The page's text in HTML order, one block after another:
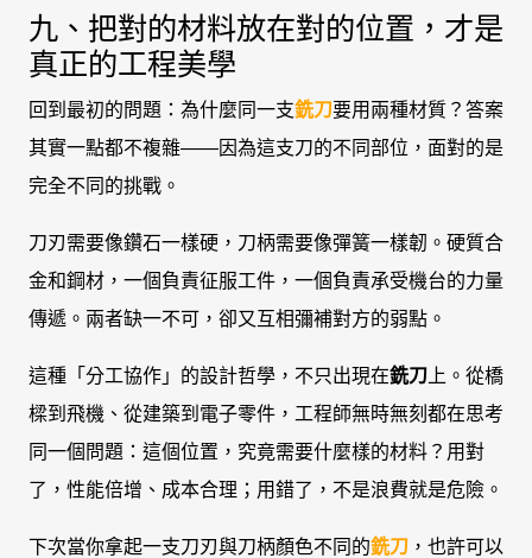
九、把對的材料放在對的位置，才是
真正的工程美學
回到最初的問題：為什麼同一支銑刀要用兩種材質？答案
其實一點都不複雜——因為這支刀的不同部位，面對的是
完全不同的挑戰。
刀刃需要像鑽石一樣硬，刀柄需要像彈簧一樣韌。硬質合
金和鋼材，一個負責征服工件，一個負責承受機台的力量
傳遞。兩者缺一不可，卻又互相彌補對方的弱點。
這種「分工協作」的設計哲學，不只出現在銑刀 上。從橋
樑到飛機、從建築到電子零件，工程師無時無刻都在思考
同一個問題：這個位置，究竟需要什麼樣的材料？用對
了，性能倍增、成本合理；用錯了，不是浪費就是危險。
下次當你拿起一支刀刃與刀柄顏色不同的銑刀 ，也許可以